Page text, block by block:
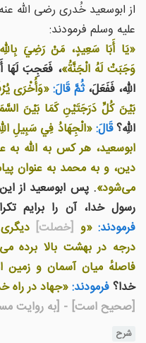
از ابوسعید خُدری رضی الله
علیه وسلم فرمودند:
«يَا أَبَا سَعِيدٍ، مَنْ رَضِيَ بِاللهِ
وَجَبَتْ لَهُ الْجَنَّةُ»، فَعَجِبَ لَهَا
اللهِ، فَفَعَلَ،ثُمَّ قَالَ:«وَأُخْرَى
بَيْنَ كُلِّ دَرَجَتَيْنِ كَمَا بَيْنَ
اللهِ؟قَالَ:«الْجِهَادُ فِي سَبِيلِ
ابوسعید، هر کس به الله به
دین، و به محمد به عنوان
می‌شود». پس ابوسعید از این
رسول خدا، آن را برایم
فرمودند: «و [خصلت]
درجه در بهشت بالا برده
فاصلهٔ میان آسمان و
خدا؟فرمودند:«جهاد در راه
[صحیح است] - [به روایت
شرح